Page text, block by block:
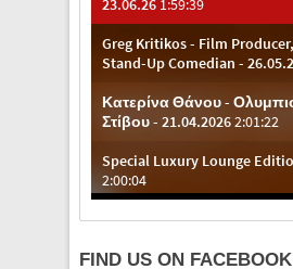
FIND US ON FACEBOOK